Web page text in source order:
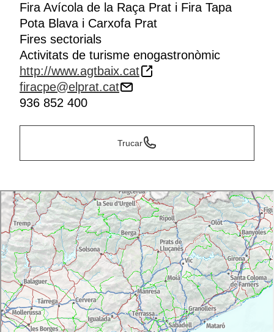
Fira Avícola de la Raça Prat i Fira Tapa
Pota Blava i Carxofa Prat
Fires sectorials
Activitats de turisme enogastronòmic
http://www.agtbaix.cat
firacpe@elprat.cat
936 852 400
Trucar